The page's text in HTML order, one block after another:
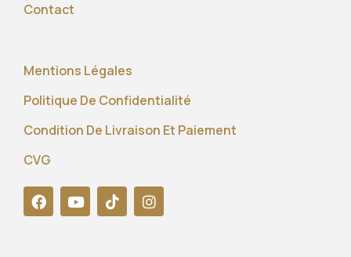
Contact
Mentions Légales
Politique De Confidentialité
Condition De Livraison Et Paiement
CVG